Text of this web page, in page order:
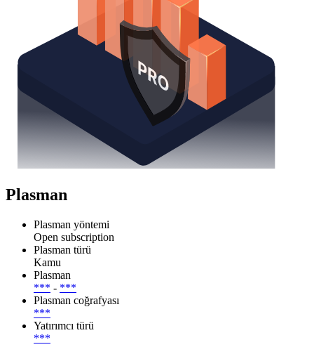
Plasman
Plasman yöntemi
Open subscription
Plasman türü
Kamu
Plasman
*** - ***
Plasman coğrafyası
***
Yatırımcı türü
***